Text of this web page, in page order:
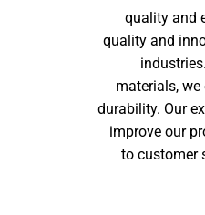
quality and
quality and
materials,
durability. Our
improve our
to customer